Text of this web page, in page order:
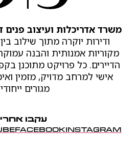
משרד אדריכלות ועיצוב פנים
ודירות יוקרה מתוך שילוב
מקוריות אמנותית והבנה
הדיירים. כל פרויקט מתוכנן
אישי למרחב מדויק, מזמין
מגורים
עקבו
INSTAGRAM
FACEBOOK